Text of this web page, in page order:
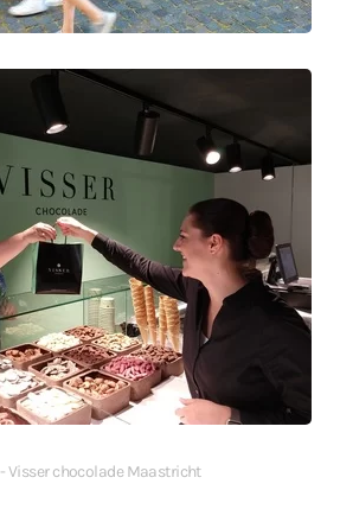
- Visser chocolade Maastricht